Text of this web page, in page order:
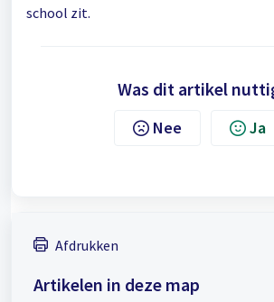
school zit.
Was dit artikel
Nee Ja
Afdrukken
Artikelen in deze map